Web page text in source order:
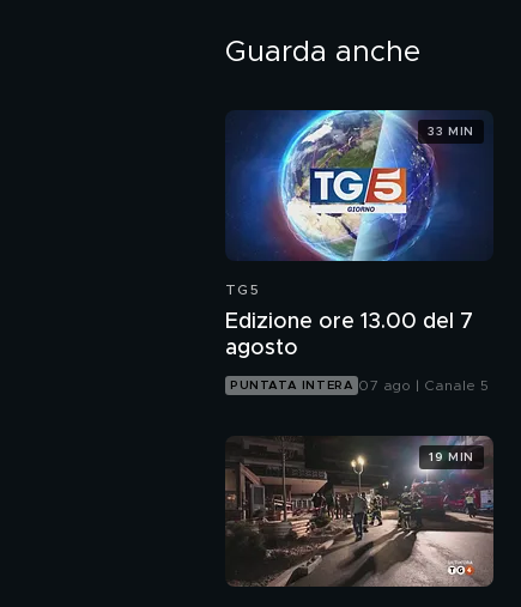
Guarda anche
TG5
Edizione ore 13.00 del 7
agosto
PUNTATA INTERA 07 ago | Canale 5
33 MIN
19 MIN